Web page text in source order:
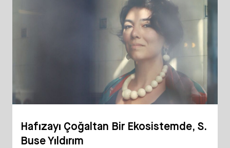
Hafızayı Çoğaltan Bir Ekosistemde, S.
Buse Yıldırım